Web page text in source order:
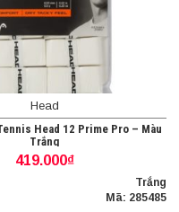
Head
Head 12 Prime Pro – Màu
Trắng
419.000₫
Trắng
Mã: 285485